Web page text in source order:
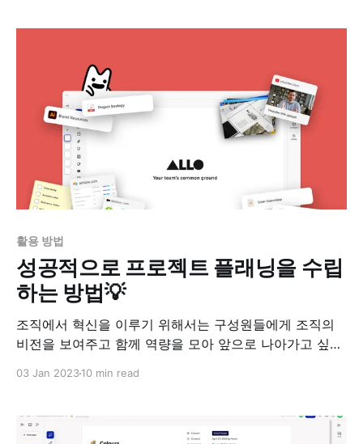
활용 방법
성공적으로 프로젝트 플래닝을 수립
하는 방법💡
조직에서 혁신을 이루기 위해서는 구성원들에게 조직의
비전을 보여주고 함께 역량을 모아 앞으로 나아가고 싶어
을 통해 프로젝트 실행 계획을 팀에 공유하고 피드백을 주
03 Jan 202310 min read